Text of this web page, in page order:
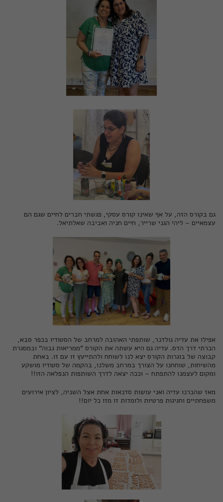
גם בקורס הזה, על אף שאינו קורס עסקי, פגשתי חברים לחיים שגם הם
עצמאיים – ליהי הגני שרייר, חיים חניה ואביבה שאלתיאל.
אפילו את עדיה גולדנר, שותפתי האהובה למרחב של הסטודיו בכפר סבא,
הכרתי דרך הדס. עדיה גם היא עשתה את הקורס "ממריאות גבוה" ובמסגרת
קבוצה של בוגרות הקורס יצא לנו לשוחח ולהתייעץ זו עם זו. באחת
מהשיחות, שוחחנו על הצורך במרחב משלנו, בהקמה של סטודיו מושקע
ומקום לעצמנו להתפתח – וככה יצאה לדרך השותפות הנפלאה הזו!!
מאז שהכרנו עדיה ואני עושות סדנאות אחת אצל השניה, לציון אירועים
משפחתיים וחגיגות פרטיות ולומדות זו מזו כל יום!!